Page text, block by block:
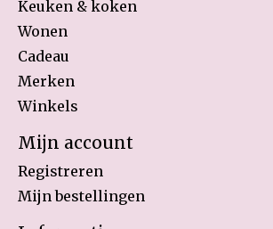
Keuken & koken
Wonen
Cadeau
Merken
Winkels
Mijn account
Registreren
Mijn bestellingen